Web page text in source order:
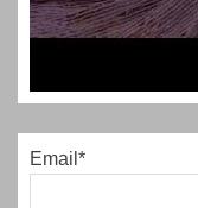
Email*